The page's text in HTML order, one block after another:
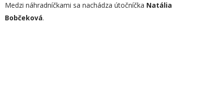
Medzi náhradníčkami sa nachádza útočníčka Natália
Bobčeková.